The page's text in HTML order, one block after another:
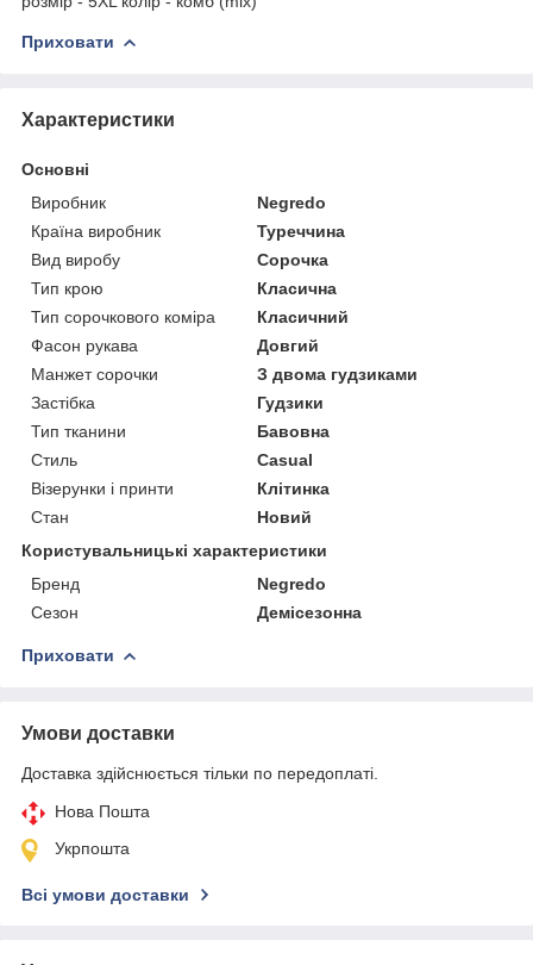
Приховати
Характеристики
Основні
Виробник
Negredo
Країна виробник
Туреччина
Вид виробу
Сорочка
Тип крою
Класична
Тип сорочкового коміра
Класичний
Фасон рукава
Довгий
Манжет сорочки
З двома гудзиками
Застібка
Гудзики
Тип тканини
Бавовна
Стиль
Casual
Візерунки і принти
Клітинка
Стан
Новий
Користувальницькі характеристики
Бренд
Negredo
Сезон
Демісезонна
Приховати
Умови доставки
Доставка здійснюється тільки по передоплаті.
Нова Пошта
Укрпошта
Всі умови доставки